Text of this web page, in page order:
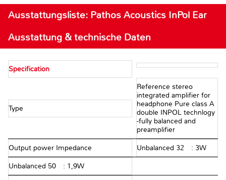
Ausstattungsliste: Pathos Acoustics InPol Ear
Ausstattung & technische Daten
Specification
Type
Reference stereo
integrated amplifier for
headphone Pure class A
double INPOL technlogy
-fully balanced and
preamplifier
Output power Impedance Unbalanced 32 Ω: 3W
Unbalanced 50 Ω: 1,9W